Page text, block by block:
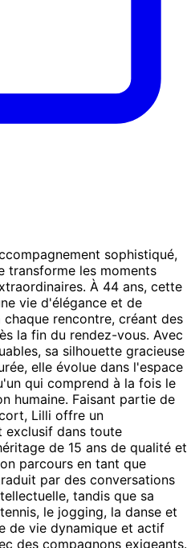
sophistiqué,
transforme les moments
À 44 ans, cette
vie d'élégance et de
rencontre, créant des
la fin du rendez-vous. Avec
sa silhouette gracieuse
elle évolue dans l'espace
qui comprend à la fois le
humaine. Faisant partie de
Lilli offre un
exclusif dans toute
de 15 ans de qualité et
parcours en tant que
par des conversations
tandis que sa
le jogging, la danse et
de vie dynamique et actif
des compagnons exigeants.